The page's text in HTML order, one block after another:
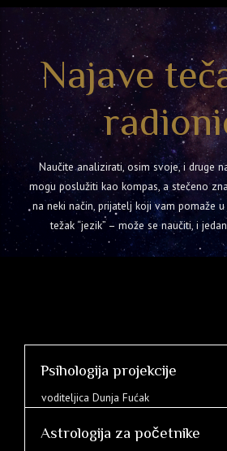
Najave
Naučite analizirati, osim svoje, i druge
mogu poslužiti kao kompas, a stečeno
na neki način, prijatelj koji vam pomaže
težak “jezik” – može se naučiti, i
Psihologija projekcije
voditeljica Dunja Fućak
Astrologija za početnike